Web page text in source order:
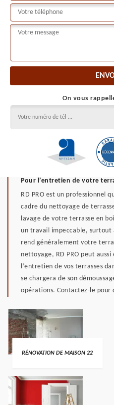
On vous
Pour l’entretien de votre
RD PRO est un professionnel
cadre du nettoyage de
lavage de votre terrasse en
un travail impeccable, surtout
rend généralement votre
nettoyage, RD PRO peut
l’entretien de vos terrasses
se chargera de son
opérations. Contactez-le pour
RÉNOVATION DE MAISON 22